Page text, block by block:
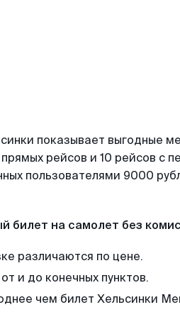
показывает выгодные
рейсов и 10 рейсов с
пользователями 9000
билет на самолет без
различаются по цене.
и до конечных пунктов.
чем билет Хельсинки